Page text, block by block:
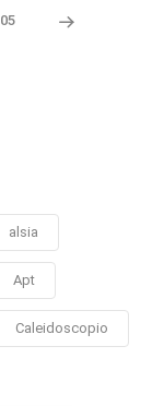
05
alsia
Apt
Caleidoscopio